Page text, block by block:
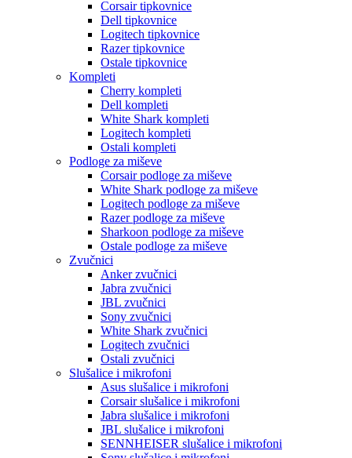
Corsair tipkovnice
Dell tipkovnice
Logitech tipkovnice
Razer tipkovnice
Ostale tipkovnice
Kompleti
Cherry kompleti
Dell kompleti
White Shark kompleti
Logitech kompleti
Ostali kompleti
Podloge za miševe
Corsair podloge za miševe
White Shark podloge za miševe
Logitech podloge za miševe
Razer podloge za miševe
Sharkoon podloge za miševe
Ostale podloge za miševe
Zvučnici
Anker zvučnici
Jabra zvučnici
JBL zvučnici
Sony zvučnici
White Shark zvučnici
Logitech zvučnici
Ostali zvučnici
Slušalice i mikrofoni
Asus slušalice i mikrofoni
Corsair slušalice i mikrofoni
Jabra slušalice i mikrofoni
JBL slušalice i mikrofoni
SENNHEISER slušalice i mikrofoni